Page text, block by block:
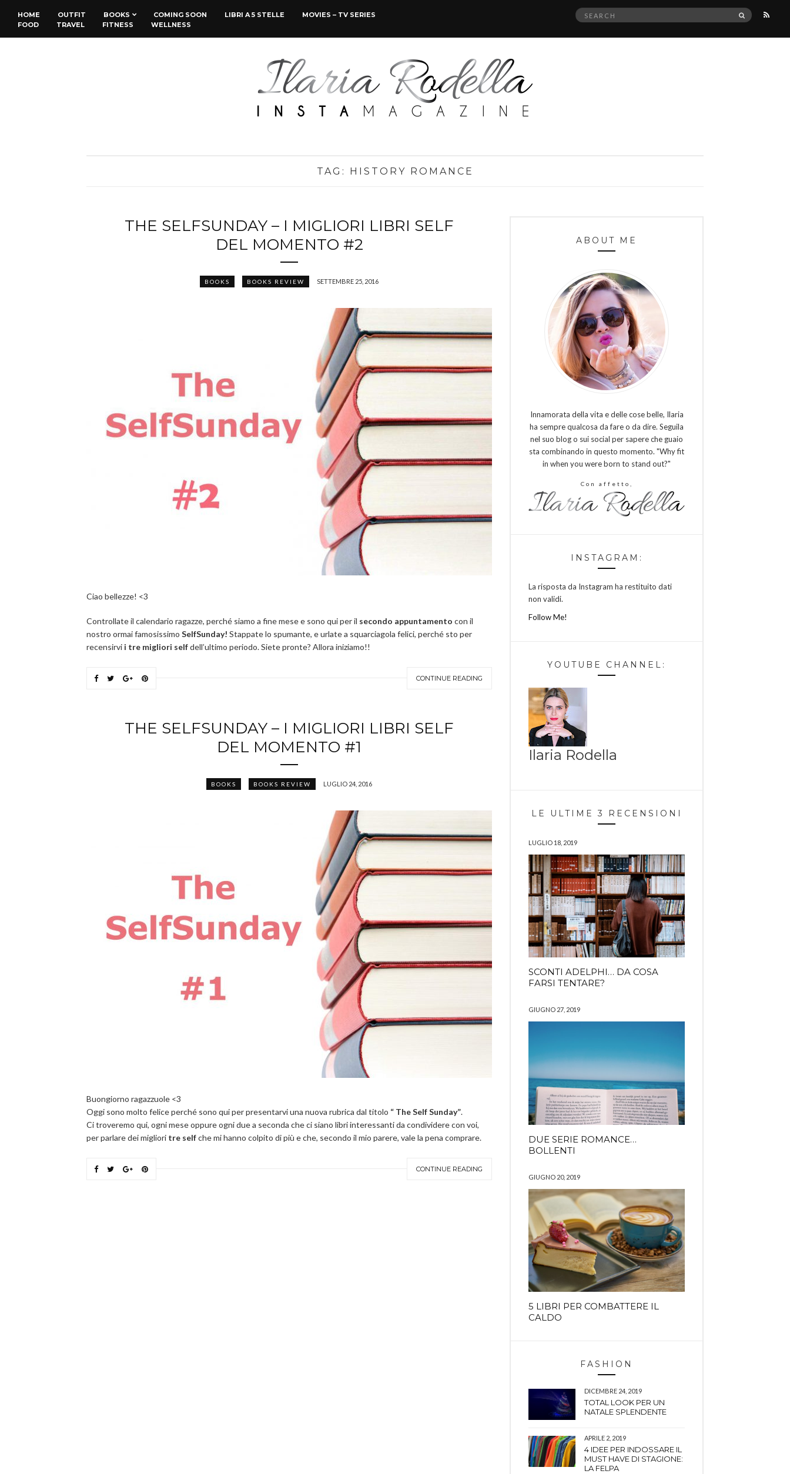
HOME OUTFIT BOOKS COMING SOON LIBRI A 5 STELLE
MOVIES – TV SERIES
FOOD
TRAVEL FITNESS WELLNESS
Search
SEARCH
TAG: HISTORY ROMANCE
THE SELFSUNDAY – I MIGLIORI LIBRI SELF
DEL MOMENTO #2
BOOKS BOOKS REVIEW SETTEMBRE 25, 2016
Ciao bellezze! <3
Controllate il calendario ragazze, perché siamo a fine mese e sono qui per il secondo appuntamento con il
nostro ormai famosissimo SelfSunday! Stappate lo spumante, e urlate a squarciagola felici, perché sto per
recensirvi i tre migliori selfdell’ultimo periodo. Siete pronte? Allora iniziamo!!
CONTINUE READING
THE SELFSUNDAY – I MIGLIORI LIBRI SELF
DEL MOMENTO #1
BOOKS BOOKS REVIEW LUGLIO 24, 2016
Buongiorno ragazzuole <3
Oggi sono molto felice perché sono qui per presentarvi una nuova rubrica dal titolo “ The Self Sunday”.
Ci troveremo qui, ogni mese oppure ogni due a seconda che ci siano libri interessanti da condividere con voi,
per parlare dei migliori tre selfche mi hanno colpito di più e che, secondo il mio parere, vale la pena comprare.
CONTINUE READING
ABOUT ME
Innamorata della vita e delle cose belle, Ilaria
ha sempre qualcosa da fare o da dire. Seguila
nel suo blog o sui social per sapere che guaio
sta combinando in questo momento. "Why fit
in when you were born to stand out?"
Con affetto,
INSTAGRAM:
La risposta da Instagram ha restituito dati
non validi.
Follow Me!
YOUTUBE CHANNEL:
Ilaria Rodella
LE ULTIME 3 RECENSIONI
LUGLIO 18, 2019
SCONTI ADELPHI… DA COSA
FARSI TENTARE?
GIUGNO 27, 2019
DUE SERIE ROMANCE…
BOLLENTI
GIUGNO 20, 2019
5 LIBRI PER COMBATTERE IL
CALDO
FASHION
DICEMBRE 24, 2019
TOTAL LOOK PER UN
NATALE SPLENDENTE
APRILE 2, 2019
4 IDEE PER INDOSSARE IL
MUST HAVE DI STAGIONE:
LA FELPA